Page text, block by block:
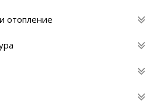
отопление